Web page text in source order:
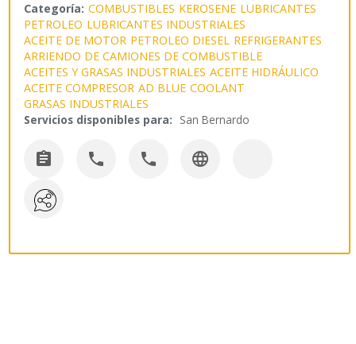
Categoría: COMBUSTIBLES KEROSENE LUBRICANTES
PETROLEO LUBRICANTES INDUSTRIALES
ACEITE DE MOTOR PETROLEO DIESEL REFRIGERANTES
ARRIENDO DE CAMIONES DE COMBUSTIBLE
ACEITES Y GRASAS INDUSTRIALES ACEITE HIDRÁULICO
ACEITE COMPRESOR AD BLUE COOLANT
GRASAS INDUSTRIALES
Servicios disponibles para: San Bernardo
   